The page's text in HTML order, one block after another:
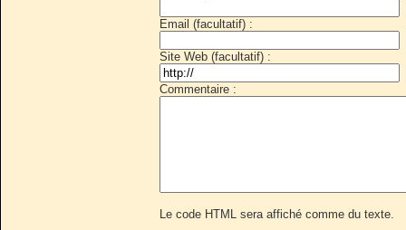
Email (facultatif) :
Site Web (facultatif) :
Commentaire :
Le code HTML sera affiché comme du texte.